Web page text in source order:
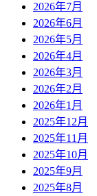
2026年7月
2026年6月
2026年5月
2026年4月
2026年3月
2026年2月
2026年1月
2025年12月
2025年11月
2025年10月
2025年9月
2025年8月